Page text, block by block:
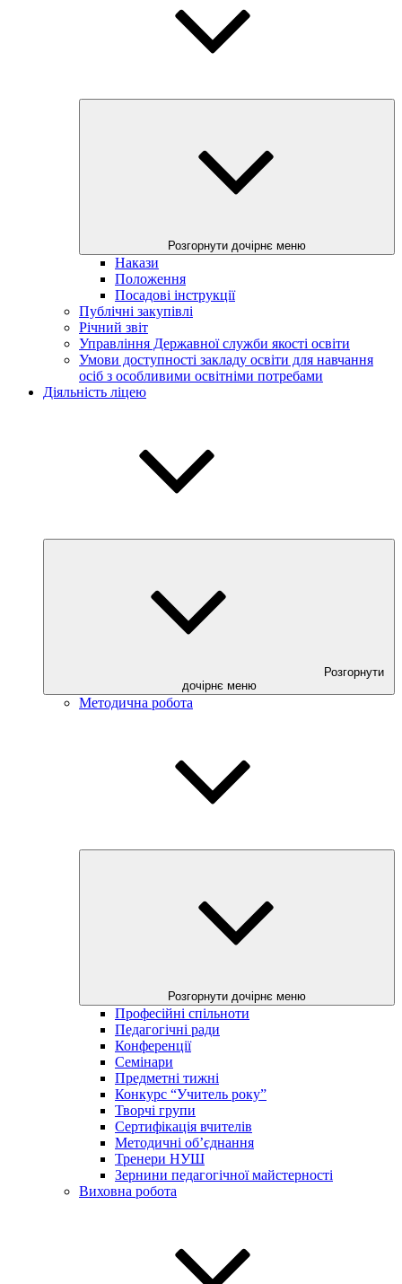
Розгорнути дочірнє меню
Накази
Положення
Посадові інструкції
Публічні закупівлі
Річний звіт
Управління Державної служби якості освіти
Умови доступності закладу освіти для навчання
осіб з особливими освітніми потребами
Діяльність ліцею
Розгорнути
дочірнє меню
Методична робота
Розгорнути дочірнє меню
Професійні спільноти
Педагогічні ради
Конференції
Семінари
Предметні тижні
Конкурс “Учитель року”
Творчі групи
Сертифікація вчителів
Методичні об’єднання
Тренери НУШ
Зернини педагогічної майстерності
Виховна робота